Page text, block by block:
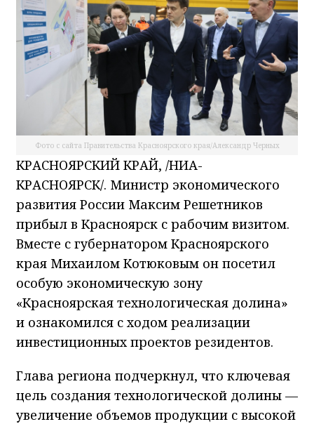
Фото с сайта Правительства Красноярского края/Александр Черных
КРАСНОЯРСКИЙ КРАЙ, /НИА-
КРАСНОЯРСК/. Министр экономического
развития России Максим Решетников
прибыл в Красноярск с рабочим визитом.
Вместе с губернатором Красноярского
края Михаилом Котюковым он посетил
особую экономическую зону
«Красноярская технологическая долина»
и ознакомился с ходом реализации
инвестиционных проектов резидентов.
Глава региона подчеркнул, что ключевая
цель создания технологической долины —
увеличение объемов продукции с высокой